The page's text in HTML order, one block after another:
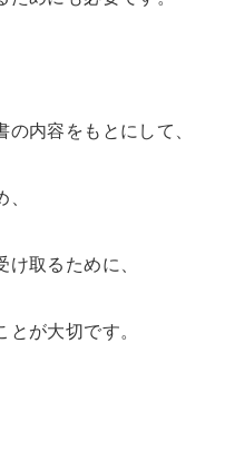
内容をもとにして、
取るために、
が大切です。